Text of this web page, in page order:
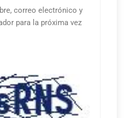
correo electrónico y
para la próxima vez